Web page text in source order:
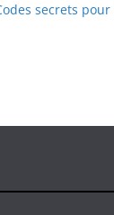
secrets